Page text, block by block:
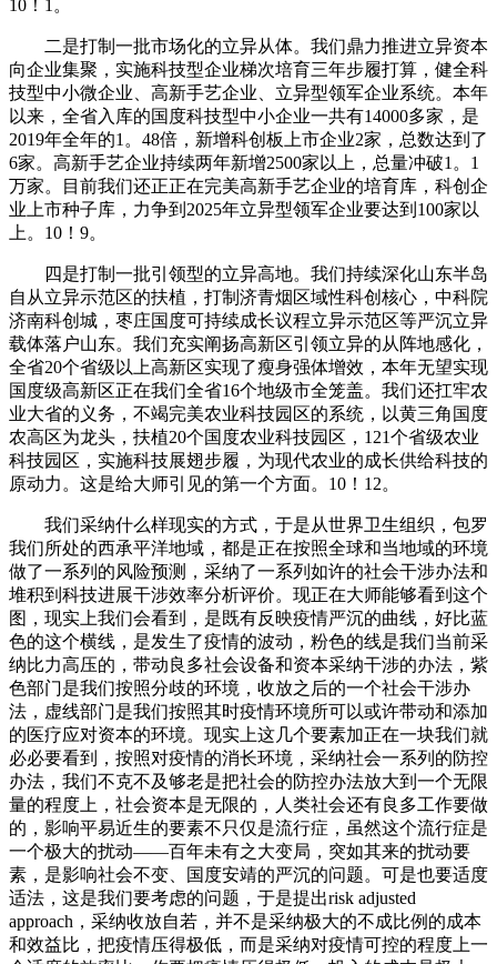
10！1。
二是打制一批市场化的立异从体。我们鼎力推进立异资本
向企业集聚，实施科技型企业梯次培育三年步履打算，健全科
技型中小微企业、高新手艺企业、立异型领军企业系统。本年
以来，全省入库的国度科技型中小企业一共有14000多家，是
2019年全年的1。48倍，新增科创板上市企业2家，总数达到了
6家。高新手艺企业持续两年新增2500家以上，总量冲破1。1
万家。目前我们还正正在完美高新手艺企业的培育库，科创企
业上市种子库，力争到2025年立异型领军企业要达到100家以
上。10！9。
四是打制一批引领型的立异高地。我们持续深化山东半岛
自从立异示范区的扶植，打制济青烟区域性科创核心，中科院
济南科创城，枣庄国度可持续成长议程立异示范区等严沉立异
载体落户山东。我们充实阐扬高新区引领立异的从阵地感化，
全省20个省级以上高新区实现了瘦身强体增效，本年无望实现
国度级高新区正在我们全省16个地级市全笼盖。我们还扛牢农
业大省的义务，不竭完美农业科技园区的系统，以黄三角国度
农高区为龙头，扶植20个国度农业科技园区，121个省级农业
科技园区，实施科技展翅步履，为现代农业的成长供给科技的
原动力。这是给大师引见的第一个方面。10！12。
我们采纳什么样现实的方式，于是从世界卫生组织，包罗
我们所处的西承平洋地域，都是正在按照全球和当地域的环境
做了一系列的风险预测，采纳了一系列如许的社会干涉办法和
堆积到科技进展干涉效率分析评价。现正在大师能够看到这个
图，现实上我们会看到，是既有反映疫情严沉的曲线，好比蓝
色的这个横线，是发生了疫情的波动，粉色的线是我们当前采
纳比力高压的，带动良多社会设备和资本采纳干涉的办法，紫
色部门是我们按照分歧的环境，收放之后的一个社会干涉办
法，虚线部门是我们按照其时疫情环境所可以或许带动和添加
的医疗应对资本的环境。现实上这几个要素加正在一块我们就
必必要看到，按照对疫情的消长环境，采纳社会一系列的防控
办法，我们不克不及够老是把社会的防控办法放大到一个无限
量的程度上，社会资本是无限的，人类社会还有良多工作要做
的，影响平易近生的要素不只仅是流行症，虽然这个流行症是
一个极大的扰动——百年未有之大变局，突如其来的扰动要
素，是影响社会不变、国度安靖的严沉的问题。可是也要适度
适法，这是我们要考虑的问题，于是提出risk adjusted
approach，采纳收放自若，并不是采纳极大的不成比例的成本
和效益比，把疫情压得极低，而是采纳对疫情可控的程度上一